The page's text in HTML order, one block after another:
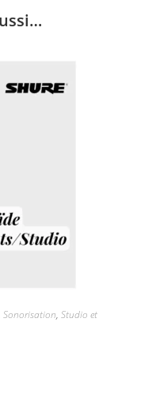
Sonorisation, Studio et